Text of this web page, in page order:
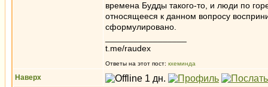
времена Будды такого-то, и люди по
относящееся к данном вопросу
сформулировано.
t.me/raudex
Ответы на этот пост: кхеминда
Наверх